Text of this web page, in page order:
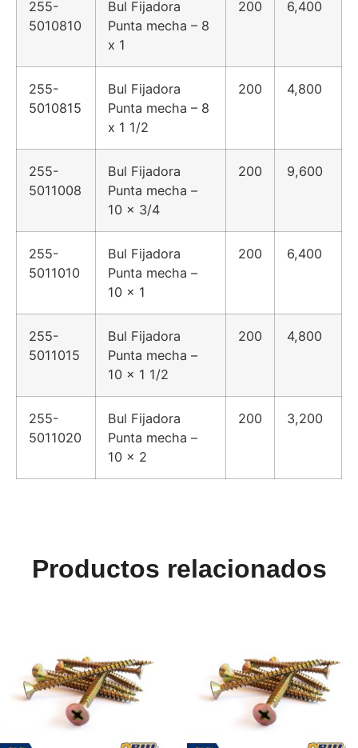
255-
5010810
Bul Fijadora
Punta mecha – 8
x 1
200 6,400
255-
5010815
Bul Fijadora
Punta mecha – 8
x 1 1/2
200 4,800
255-
5011008
Bul Fijadora
Punta mecha –
10 x 3/4
200 9,600
255-
5011010
Bul Fijadora
Punta mecha –
10 x 1
200 6,400
255-
5011015
Bul Fijadora
Punta mecha –
10 x 1 1/2
200 4,800
255-
5011020
Bul Fijadora
Punta mecha –
10 x 2
200 3,200
Productos relacionados